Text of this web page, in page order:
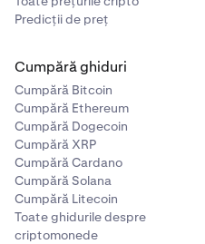
Predicții de preț
Cumpără ghiduri
Cumpără Bitcoin
Cumpără Ethereum
Cumpără Dogecoin
Cumpără XRP
Cumpără Cardano
Cumpără Solana
Cumpără Litecoin
Toate ghidurile despre
criptomonede